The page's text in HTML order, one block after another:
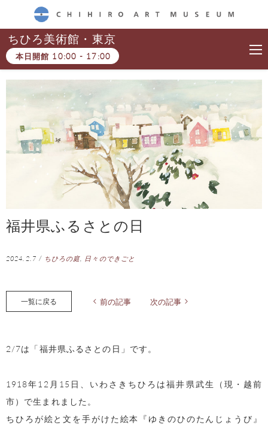
CHIHIRO ART MUSEUM
ちひろ美術館・東京
本日開館 10:00 - 17:00
福井県ふるさとの日
2024.2.7 / ちひろの庭 日々のできごと
一覧に戻る 前の記事 次の記事
2/7は「福井県ふるさとの日」です。
1918年12月15日、いわさきちひろは福井県武生（現・越前
市）で生まれました。
ちひろが絵と文を手がけた絵本『ゆきのひのたんじょうび』